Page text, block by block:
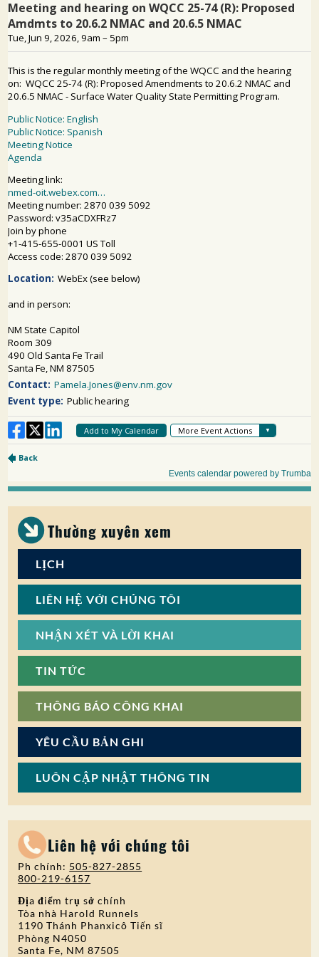
SỰ THAM GIA CỦA CÔNG CHÚNG
Tìm kiếm:
Thường xuyên xem
LỊCH
LIÊN HỆ VỚI CHÚNG TÔI
NHẬN XÉT VÀ LỜI KHAI
TIN TỨC
THÔNG BÁO CÔNG KHAI
YÊU CẦU BẢN GHI
LUÔN CẬP NHẬT THÔNG TIN
Liên hệ với chúng tôi
Ph chính: 505-827-2855
800-219-6157
Địa điểm trụ sở chính
Tòa nhà Harold Runnels
1190 Thánh Phanxicô Tiến sĩ
Phòng N4050
Santa Fe, NM 87505